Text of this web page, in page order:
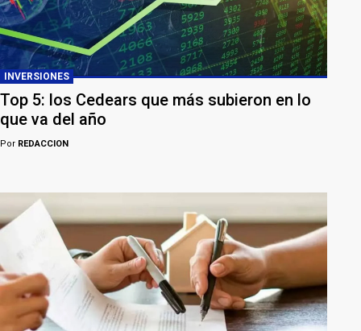
INVERSIONES
Top 5: los Cedears que más subieron en lo
que va del año
Por REDACCION